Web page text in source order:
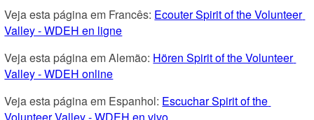
Veja esta página em Francês: Ecouter Spirit of the Volunteer
Valley - WDEH en ligne
Veja esta página em Alemão: Hören Spirit of the Volunteer
Valley - WDEH online
Veja esta página em Espanhol: Escuchar Spirit of the
Volunteer Valley - WDEH en vivo